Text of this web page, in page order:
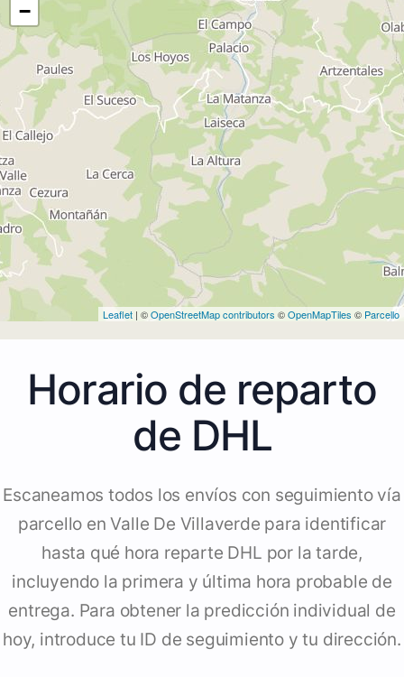
−
Leaflet | ©OpenStreetMap contributors ©OpenMapTiles © Parcello
Horario de reparto
de DHL
Escaneamos todos los envíos con seguimiento vía
parcello en Valle De Villaverde para identificar
hasta qué hora reparte DHL por la tarde,
incluyendo la primera y última hora probable de
entrega. Para obtener la predicción individual de
hoy, introduce tu ID de seguimiento y tu dirección.